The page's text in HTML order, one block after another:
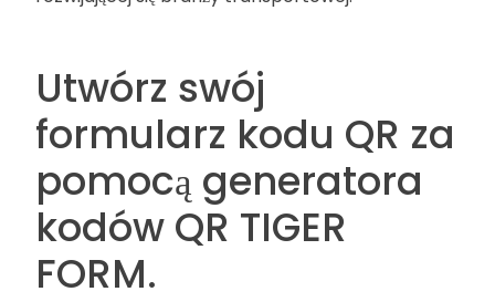
Utwórz swój
formularz kodu QR za
pomocą generatora
kodów QR TIGER
FORM.